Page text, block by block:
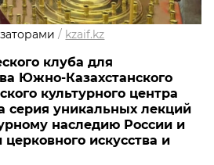
/ kzaif.kz
клуба для
Южно-Казахстанского
культурного центра
серия уникальных лекций
наследию России и
церковного искусства и